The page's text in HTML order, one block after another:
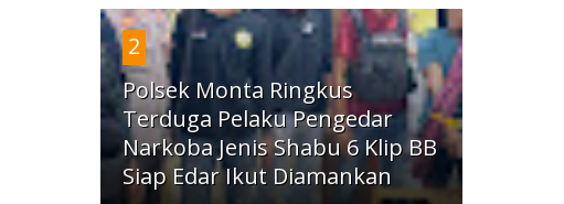
2
Polsek Monta Ringkus
Terduga Pelaku Pengedar
Narkoba Jenis Shabu 6 Klip BB
Siap Edar Ikut Diamankan